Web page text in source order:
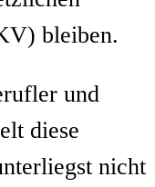
bleiben.
und
diese
nicht